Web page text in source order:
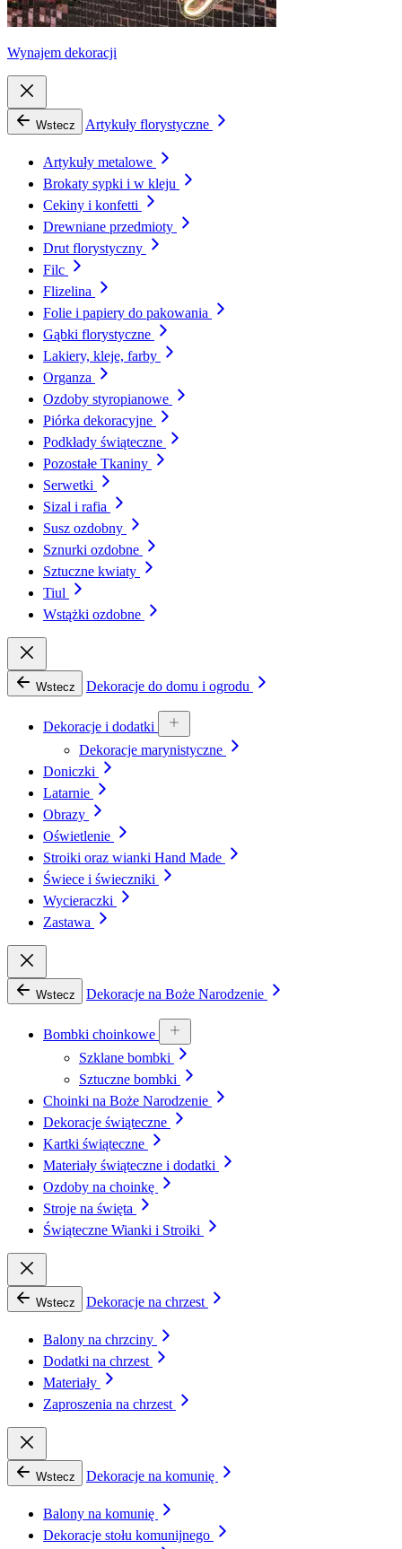
Wynajem dekoracji
Wstecz Artykuły florystyczne
Artykuły metalowe
Brokaty sypki i w kleju
Cekiny i konfetti
Drewniane przedmioty
Drut florystyczny
Filc
Flizelina
Folie i papiery do pakowania
Gąbki florystyczne
Lakiery, kleje, farby
Organza
Ozdoby styropianowe
Piórka dekoracyjne
Podkłady świąteczne
Pozostałe Tkaniny
Serwetki
Sizal i rafia
Susz ozdobny
Sznurki ozdobne
Sztuczne kwiaty
Tiul
Wstążki ozdobne
Wstecz Dekoracje do domu i ogrodu
Dekoracje i dodatki
Dekoracje marynistyczne
Doniczki
Latarnie
Obrazy
Oświetlenie
Stroiki oraz wianki Hand Made
Świece i świeczniki
Wycieraczki
Zastawa
Wstecz Dekoracje na Boże Narodzenie
Bombki choinkowe
Szklane bombki
Sztuczne bombki
Choinki na Boże Narodzenie
Dekoracje świąteczne
Kartki świąteczne
Materiały świąteczne i dodatki
Ozdoby na choinkę
Stroje na święta
Świąteczne Wianki i Stroiki
Wstecz Dekoracje na chrzest
Balony na chrzciny
Dodatki na chrzest
Materiały
Zaproszenia na chrzest
Wstecz Dekoracje na komunię
Balony na komunię
Dekoracje stołu komunijnego